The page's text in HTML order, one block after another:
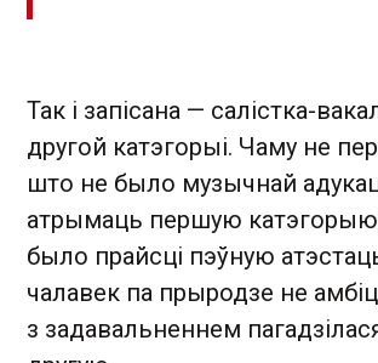
Так і запісана — салістка-
другой катэгорыі. Чаму не
што не было музычнай
атрымаць першую
было прайсці пэўную
чалавек па прыродзе не
з задавальненнем